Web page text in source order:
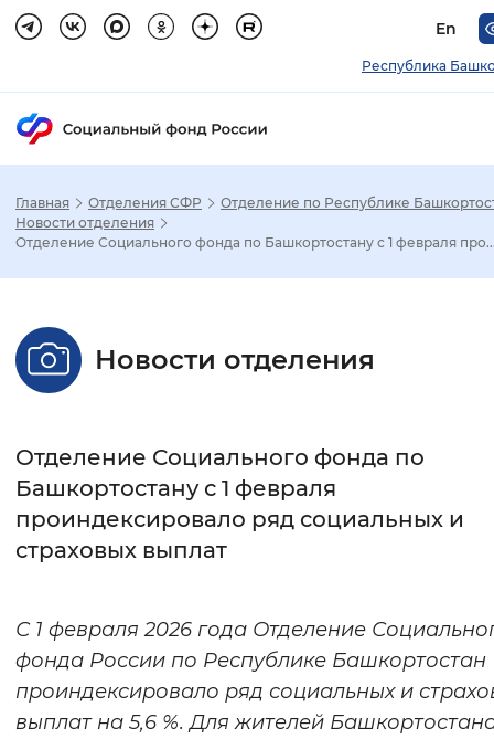
En
Республика
Настройка режима отображения
Стандартный Увеличенный
Без засечек
Интервал между буквами
Цвет сайта
Синий фон
Главная Отделения СФР
Отделение по Республике
Новости отделения
Отделение Социального фонда по Башкортостану с 1 февраля
Новости отделения
Отделение Социального фонда по
Башкортостану с 1 февраля
проиндексировало ряд социальных и
страховых выплат
С 1 февраля 2026 года Отделение
фонда России по Республике Башкортостан
проиндексировало ряд социальных и
выплат на 5,6 %. Для жителей